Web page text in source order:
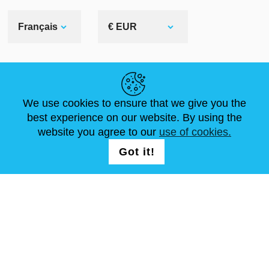
Français € EUR
ACTUALITÉS
ARTICLES
ABOUT US
FAQ
DIMENSIONS
NOUS CONTACTER
We use cookies to ensure that we give you the
best experience on our website. By using the
website you agree to our use of cookies.
Got it!